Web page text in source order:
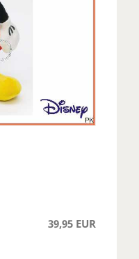
39,95 EUR